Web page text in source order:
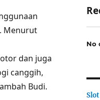
Menurut
dan juga
canggih,
Budi.
No